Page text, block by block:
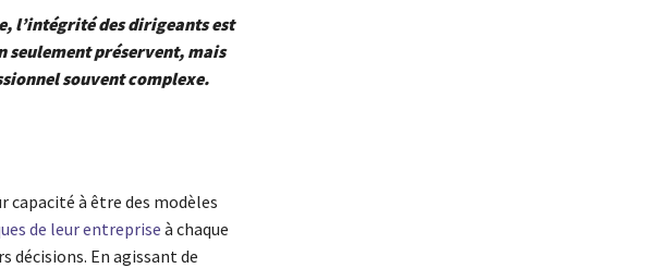
l’intégrité des dirigeants est
seulement préservent, mais
souvent complexe.
à être des modèles
de leur entrepriseà chaque
décisions. En agissant de